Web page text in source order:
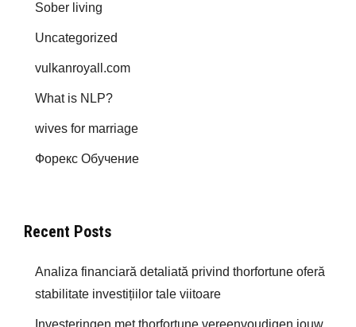
Sober living
Uncategorized
vulkanroyall.com
What is NLP?
wives for marriage
Форекс Обучение
Recent Posts
Analiza financiară detaliată privind thorfortune oferă
stabilitate investițiilor tale viitoare